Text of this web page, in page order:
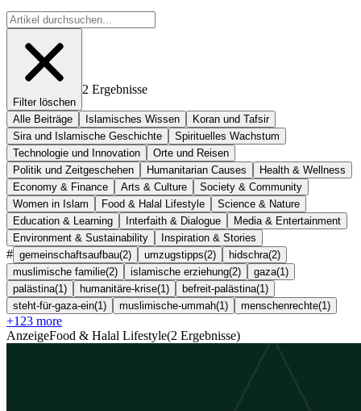
Filter löschen
2 Ergebnisse
Alle Beiträge Islamisches Wissen
Koran und Tafsir
Sira und Islamische Geschichte
Spirituelles Wachstum
Technologie und Innovation
Orte und Reisen
Politik und Zeitgeschehen
Humanitarian Causes
Health & Wellness
Economy & Finance
Arts & Culture
Society & Community
Women in Islam
Food & Halal Lifestyle
Science & Nature
Education & Learning
Interfaith & Dialogue
Media & Entertainment
Environment & Sustainability
Inspiration & Stories
# gemeinschaftsaufbau(2) umzugstipps(2) hidschra(2)
muslimische familie(2) islamische erziehung(2) gaza(1 )
palästina(1 ) humanitäre-krise(1 ) befreit-palästina(1 )
steht-für-gaza-ein(1 ) muslimische-ummah(1 ) menschenrechte(1 )
+123 more
AnzeigeFood & Halal Lifestyle(2 Ergebnisse)